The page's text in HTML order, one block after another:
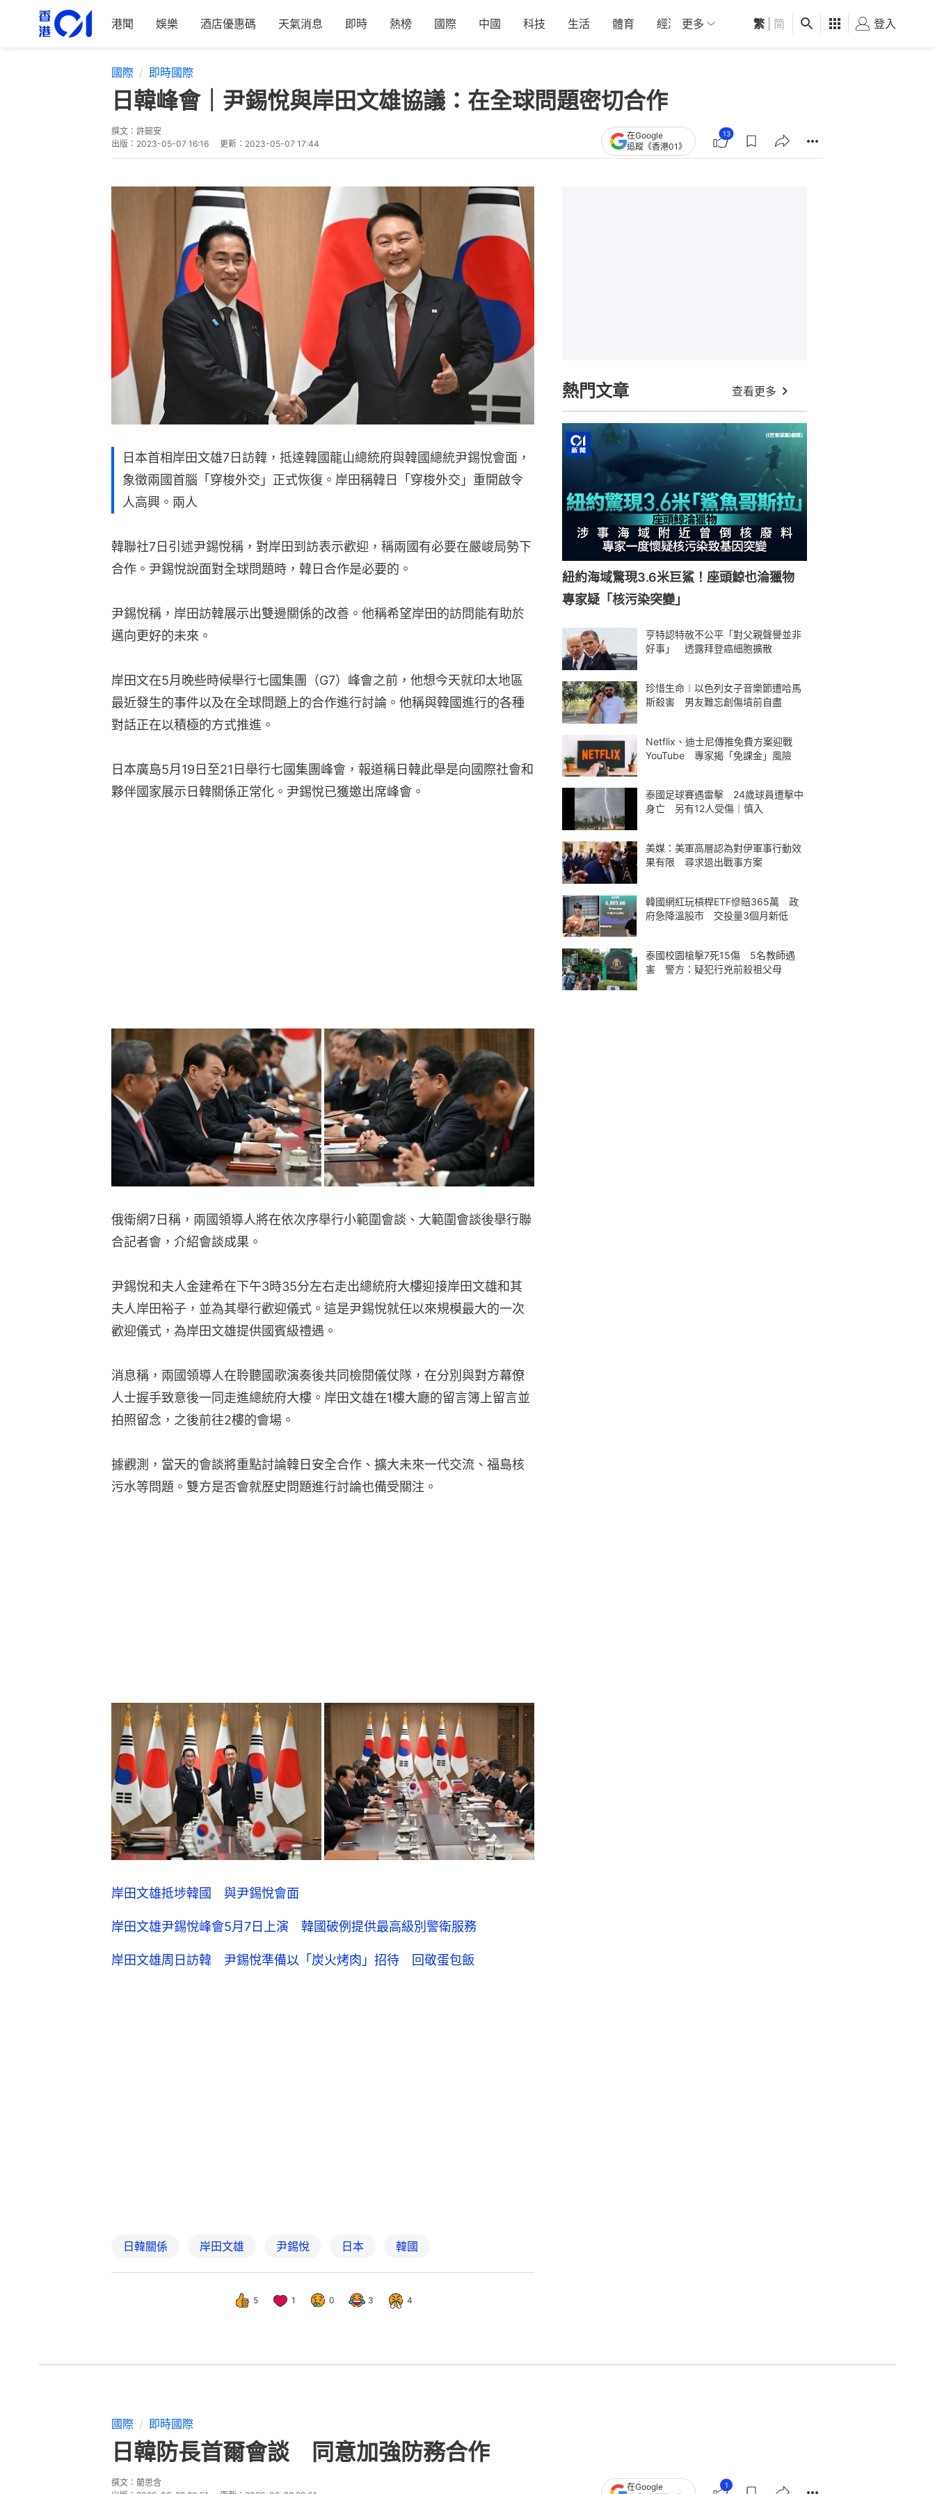
港聞 娛樂 酒店優惠碼 天氣消息 即時 熱榜 國際 中國 科技 生活 體育 經濟 01深圳 觀點 健康 好食玩飛
更多 繁 简 登入
國際 即時國際
日韓峰會｜尹錫悅與岸田文雄協議：在全球問題密切合作
撰文： 許懿安
出版： 2023-05-07 16:16 更新： 2023-05-07 17:44
在Google
追蹤《香港01》
13
日本首相岸田文雄7日訪韓，抵達韓國龍山總統府與韓國總統尹錫悅會面，
象徵兩國首腦「穿梭外交」正式恢復。岸田稱韓日「穿梭外交」重開啟令
人高興。兩人
韓聯社7日引述尹錫悅稱，對岸田到訪表示歡迎，稱兩國有必要在嚴峻局勢下
合作。尹錫悅說面對全球問題時，韓日合作是必要的。
尹錫悅稱，岸田訪韓展示出雙邊關係的改善。他稱希望岸田的訪問能有助於
邁向更好的未來。
岸田文在5月晚些時候舉行七國集團（G7）峰會之前，他想今天就印太地區
最近發生的事件以及在全球問題上的合作進行討論。他稱與韓國進行的各種
對話正在以積極的方式推進。
日本廣島5月19日至21日舉行七國集團峰會，報道稱日韓此舉是向國際社會和
夥伴國家展示日韓關係正常化。尹錫悅已獲邀出席峰會。
俄衛網7日稱，兩國領導人將在依次序舉行小範圍會談、大範圍會談後舉行聯
合記者會，介紹會談成果。
尹錫悅和夫人金建希在下午3時35分左右走出總統府大樓迎接岸田文雄和其
夫人岸田裕子，並為其舉行歡迎儀式。這是尹錫悅就任以來規模最大的一次
歡迎儀式，為岸田文雄提供國賓級禮遇。
消息稱，兩國領導人在聆聽國歌演奏後共同檢閱儀仗隊，在分別與對方幕僚
人士握手致意後一同走進總統府大樓。岸田文雄在1樓大廳的留言簿上留言並
拍照留念，之後前往2樓的會場。
據觀測，當天的會談將重點討論韓日安全合作、擴大未來一代交流、福島核
污水等問題。雙方是否會就歷史問題進行討論也備受關注。
岸田文雄抵埗韓國 與尹錫悅會面
岸田文雄尹錫悅峰會5月7日上演 韓國破例提供最高級別警衛服務
岸田文雄周日訪韓 尹錫悅準備以「炭火烤肉」招待 回敬蛋包飯
日韓關係 岸田文雄 尹錫悅 日本 韓國
5 1 0 3 4
熱門文章 查看更多
紐約海域驚現3.6米巨鯊！座頭鯨也淪獵物
專家疑「核污染突變」
亨特認特赦不公平「對父親聲譽並非
好事」 透露拜登癌細胞擴散
珍惜生命︱以色列女子音樂節遭哈馬
斯殺害 男友難忘創傷墳前自盡
Netflix、迪士尼傳推免費方案迎戰
YouTube 專家揭「免課金」風險
泰國足球賽遇雷擊 24歲球員遭擊中
身亡 另有12人受傷｜慎入
美媒：美軍高層認為對伊軍事行動效
果有限 尋求退出戰事方案
韓國網紅玩槓桿ETF慘賠365萬 政
府急降溫股市 交投量3個月新低
泰國校園槍擊7死15傷 5名教師遇
害 警方：疑犯行兇前殺祖父母
國際 即時國際
日韓防長首爾會談 同意加強防務合作
撰文： 藺思含
在Google
1